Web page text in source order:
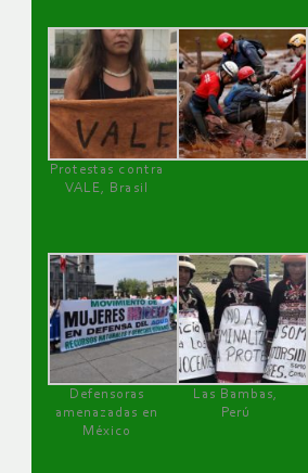
Protestas contra
VALE, Brasil
Defensoras
amenazadas en
México
Las Bambas,
Perú